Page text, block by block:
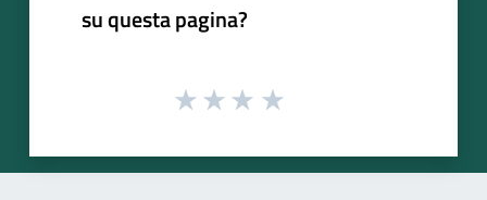
su questa pagina?